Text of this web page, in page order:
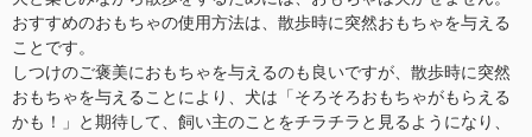
おすすめのおもちゃの使用方法は、散歩時に突然おもちゃを与える
ことです。
しつけのご褒美におもちゃを与えるのも良いですが、散歩時に突然
おもちゃを与えることにより、犬は「そろそろおもちゃがもらえる
かも！」と期待して、飼い主のことをチラチラと見るようになり、